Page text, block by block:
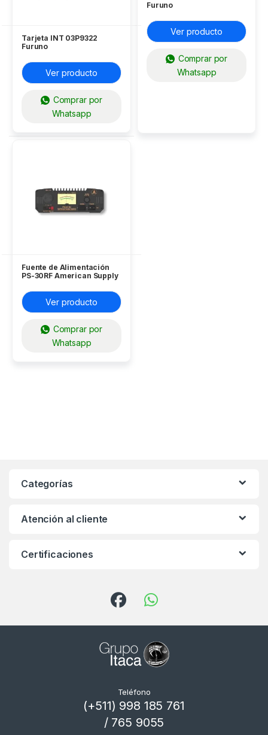
Tarjeta INT 03P9322
Furuno
Ver producto
Comprar por
Whatsapp
Furuno
Ver producto
Comprar por
Whatsapp
Fuente de Alimentación
PS-30RF American Supply
Ver producto
Comprar por
Whatsapp
Categorías
Atención al cliente
Certificaciones
Teléfono
(+511) 998 185 761
/ 765 9055